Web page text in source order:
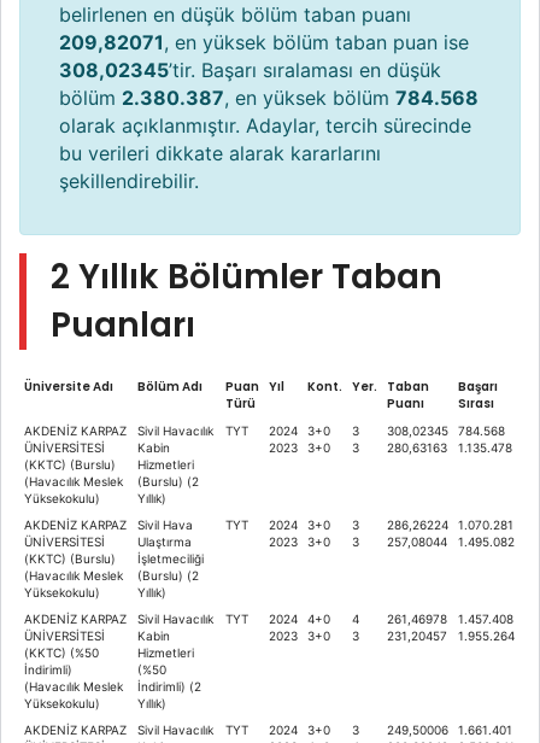
belirlenen en düşük bölüm taban puanı
209,82071, en yüksek bölüm taban puan ise
308,02345’tir. Başarı sıralaması en düşük
bölüm 2.380.387, en yüksek bölüm 784.568
olarak açıklanmıştır. Adaylar, tercih sürecinde
bu verileri dikkate alarak kararlarını
şekillendirebilir.
2 Yıllık Bölümler Taban
Puanları
Üniversite Adı Bölüm Adı
Puan
Türü
Yıl Kont. Yer.
Taban
Puanı
Başarı
Sırası
AKDENİZ KARPAZ
ÜNİVERSİTESİ
(KKTC) (Burslu)
(Havacılık Meslek
Yüksekokulu)
Sivil Havacılık
Kabin
Hizmetleri
(Burslu) (2
Yıllık)
TYT
2024
2023
3+0
3+0
3
3
308,02345
280,63163
784.568
1.135.478
AKDENİZ KARPAZ
ÜNİVERSİTESİ
(KKTC) (Burslu)
(Havacılık Meslek
Yüksekokulu)
Sivil Hava
Ulaştırma
İşletmeciliği
(Burslu) (2
Yıllık)
TYT
2024
2023
3+0
3+0
3
3
286,26224
257,08044
1.070.281
1.495.082
AKDENİZ KARPAZ
ÜNİVERSİTESİ
(KKTC) (%50
İndirimli)
(Havacılık Meslek
Yüksekokulu)
Sivil Havacılık
Kabin
Hizmetleri
(%50
İndirimli) (2
Yıllık)
TYT
2024
2023
4+0
3+0
4
3
261,46978
231,20457
1.457.408
1.955.264
AKDENİZ KARPAZ
Sivil Havacılık
TYT
2024
3+0
3
249,50006
1.661.401